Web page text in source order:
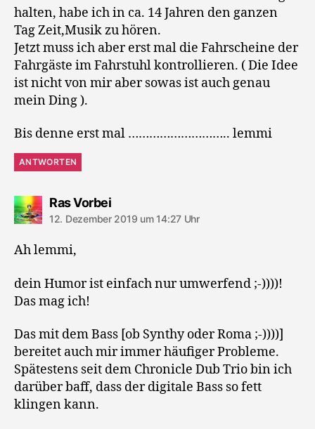
halten, habe ich in ca. 14 Jahren den ganzen
Tag Zeit,Musik zu hören.
Jetzt muss ich aber erst mal die Fahrscheine der
Fahrgäste im Fahrstuhl kontrollieren. ( Die Idee
ist nicht von mir aber sowas ist auch genau
mein Ding ).
Bis denne erst mal ……………………….. lemmi
ANTWORTEN
Ras Vorbeisagt:
12. Dezember 2019 um 14:27 Uhr
Ah lemmi,
dein Humor ist einfach nur umwerfend ;-))))!
Das mag ich!
Das mit dem Bass [ob Synthy oder Roma ;-))))]
bereitet auch mir immer häufiger Probleme.
Spätestens seit dem Chronicle Dub Trio bin ich
darüber baff, dass der digitale Bass so fett
klingen kann.